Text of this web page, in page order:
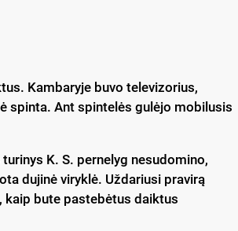
Kambaryje buvo televizorius,
spinta. Ant spintelės gulėjo mobilusis
K. S. pernelyg nesudomino,
dujinė viryklė. Uždariusi pravirą
kaip bute pastebėtus daiktus